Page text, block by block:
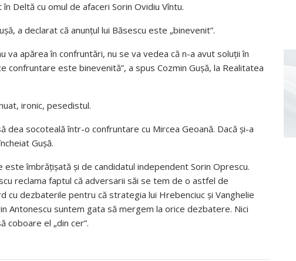
Deltă cu omul de afaceri Sorin Ovidiu Vîntu.
a declarat că anunţul lui Băsescu este „binevenit”.
va apărea în confruntări, nu se va vedea că n-a avut soluţii în
confruntare este binevenită”, a spus Cozmin Guşă, la Realitatea
ironic, pesedistul.
dea socoteală într-o confruntare cu Mircea Geoană. Dacă şi-a
Guşă.
îmbrăţişată şi de candidatul independent Sorin Oprescu.
reclama faptul că adversarii săi se tem de o astfel de
cu dezbaterile pentru că strategia lui Hrebenciuc şi Vanghelie
Antonescu suntem gata să mergem la orice dezbatere. Nici
coboare el „din cer”.